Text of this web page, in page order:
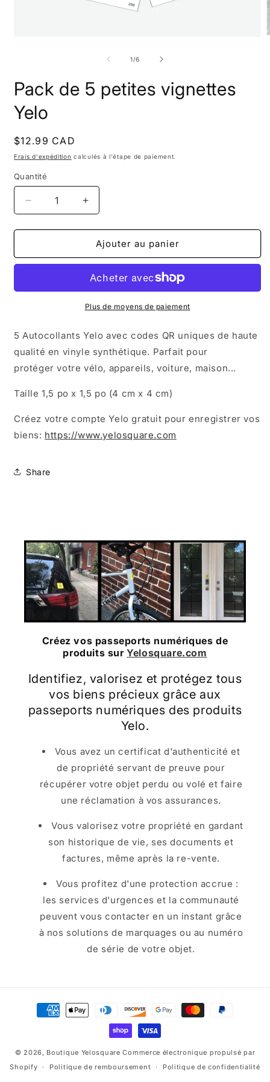
une
fenêtre
modale
1/de
6
Pack de 5 petites vignettes
Yelo
Prix
habituel
$12.99 CAD
Frais d'expédition calculés à l'étape de paiement.
Quantité
Réduire
la
quantité
Pack
petites
Augmenter
la
quantité
de
Pack
5
petites
vignettes
Ajouter au panier
Plus de moyens de paiement
5 Autocollants Yelo avec codes QR uniques de haute
qualité en vinyle synthétique. Parfait pour
protéger votre vélo, appareils, voiture, maison...
Taille1,5 po x 1,5 po (4 cm x 4 cm)
Créez votre compte Yelo gratuit pour enregistrer vos
biens: https://www.yelosquare.com
Share
Créez vos passeports numériques de
produits surYelosquare.com
Identifiez, valorisez et protégez tous
vos biens précieux grâce aux
passeports numériques des produits
Yelo.
Vous avez un certificat d'authenticité et
de propriété servant de preuve pour
récupérer votre objet perdu ou volé et faire
une réclamation à vos assurances.
Vous valorisez votre propriété en gardant
son historique de vie, ses documents et
factures, même après la re-vente.
Vous profitez d'une protection accrue :
les services d'urgences et la communauté
peuvent vous contacter en un instant grâce
à nos solutions de marquages ou au numéro
de série de votre objet.
Moyens
© 2026, Boutique Yelosquare Commerce électronique propulsé par
Shopify
Politique de remboursement Politique de confidentialité